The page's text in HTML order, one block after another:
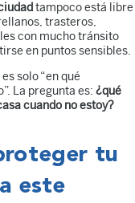
tampoco está libre
trasteros,
con mucho tránsito
en puntos sensibles.
solo “en qué
La pregunta es: ¿qué
cuando no estoy?
tu
este